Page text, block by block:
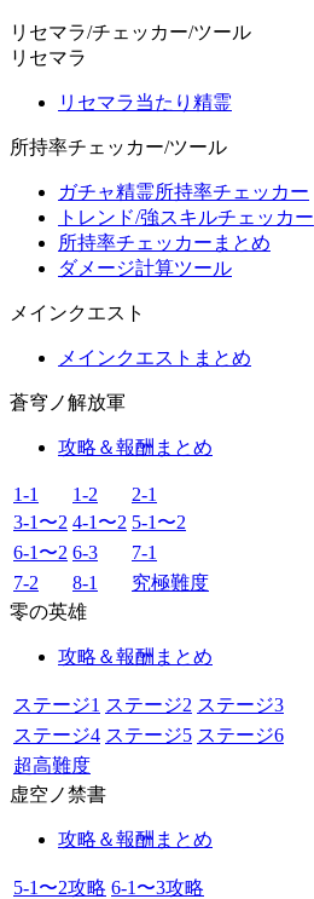
リセマラ/チェッカー/ツール
リセマラ
リセマラ当たり精霊
所持率チェッカー/ツール
ガチャ精霊所持率チェッカー
トレンド/強スキルチェッカー
所持率チェッカーまとめ
ダメージ計算ツール
メインクエスト
メインクエストまとめ
蒼穹ノ解放軍
攻略＆報酬まとめ
1-1 1-2
2-1
3-1〜2 4-1〜2 5-1〜2
6-1〜2 6-3
7-1
7-2
8-1
究極難度
零の英雄
攻略＆報酬まとめ
ステージ1 ステージ2 ステージ3
ステージ4 ステージ5 ステージ6
超高難度
虚空ノ禁書
攻略＆報酬まとめ
5-1〜2攻略 6-1〜3攻略